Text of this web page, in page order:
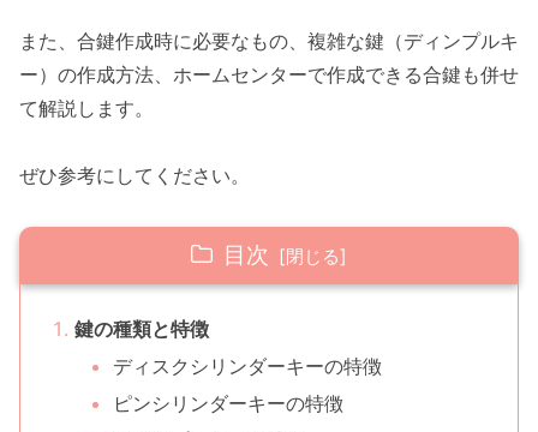
また、合鍵作成時に必要なもの、複雑な鍵（ディンプルキ
ー）の作成方法、ホームセンターで作成できる合鍵も併せ
て解説します。
ぜひ参考にしてください。
目次
鍵の種類と特徴
ディスクシリンダーキーの特徴
ピンシリンダーキーの特徴